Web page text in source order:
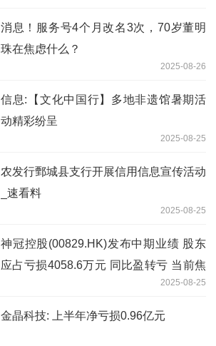
消息！服务号4个月改名3次，70岁董明
珠在焦虑什么？
2025-08-26
信息:【文化中国行】多地非遗馆暑期活
动精彩纷呈
2025-08-25
农发行鄄城县支行开展信用信息宣传活动
_速看料
2025-08-25
神冠控股(00829.HK)发布中期业绩 股东
应占亏损4058.6万元 同比盈转亏 当前焦
2025-08-25
金晶科技: 上半年净亏损0.96亿元